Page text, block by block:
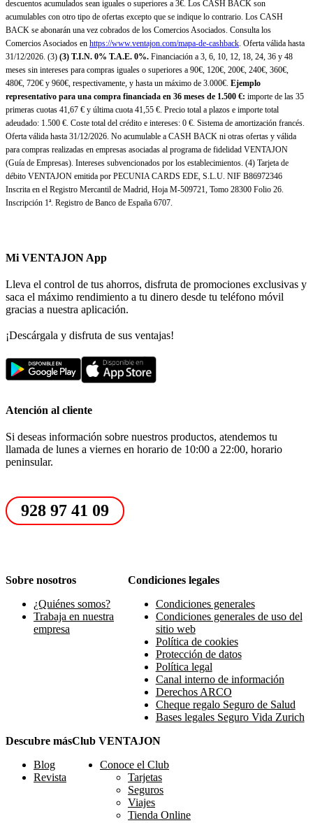
descuentos acumulados sean iguales o superiores a 3€. Los CASH BACK son
acumulables con otro tipo de ofertas excepto que se indique lo contrario. Los CASH
BACK se abonarán una vez cobrados de los Comercios Asociados. Consulta los
Comercios Asociados en https://www.ventajon.com/mapa-de-cashback. Oferta válida hasta
31/12/2026. (3) (3) T.I.N. 0% T.A.E. 0%. Financiación a 3, 6, 10, 12, 18, 24, 36 y 48
meses sin intereses para compras iguales o superiores a 90€, 120€, 200€, 240€, 360€,
480€, 720€ y 960€, respectivamente, y hasta un máximo de 3.000€. Ejemplo
representativo para una compra financiada en 36 meses de 1.500 €: importe de las 35
primeras cuotas 41,67 € y última cuota 41,55 €. Precio total a plazos e importe total
adeudado: 1.500 €. Coste total del crédito e intereses: 0 €. Sistema de amortización francés.
Oferta válida hasta 31/12/2026. No acumulable a CASH BACK ni otras ofertas y válida
para compras realizadas en empresas asociadas al programa de fidelidad VENTAJON
(Guía de Empresas). Intereses subvencionados por los establecimientos. (4) Tarjeta de
débito VENTAJON emitida por PECUNIA CARDS EDE, S.L.U. NIF B86972346
Inscrita en el Registro Mercantil de Madrid, Hoja M-509721, Tomo 28300 Folio 26.
Inscripción 1ª. Registro de Banco de España 6707.
Mi VENTAJON App
Lleva el control de tus ahorros, disfruta de promociones exclusivas y
saca el máximo rendimiento a tu dinero desde tu teléfono móvil
gracias a nuestra aplicación.
¡Descárgala y disfruta de sus ventajas!
Atención al cliente
Si deseas información sobre nuestros productos, atendemos tu
llamada de lunes a viernes en horario de 10:00 a 22:00, horario
peninsular.
928 97 41 09
Sobre nosotros
¿Quiénes somos?
Trabaja en nuestra
empresa
Condiciones legales
Condiciones generales
Condiciones generales de uso del
sitio web
Política de cookies
Protección de datos
Política legal
Canal interno de información
Derechos ARCO
Cheque regalo Seguro de Salud
Bases legales Seguro Vida Zurich
Descubre más
Blog
Revista
Club VENTAJON
Conoce el Club
Tarjetas
Seguros
Viajes
Tienda Online